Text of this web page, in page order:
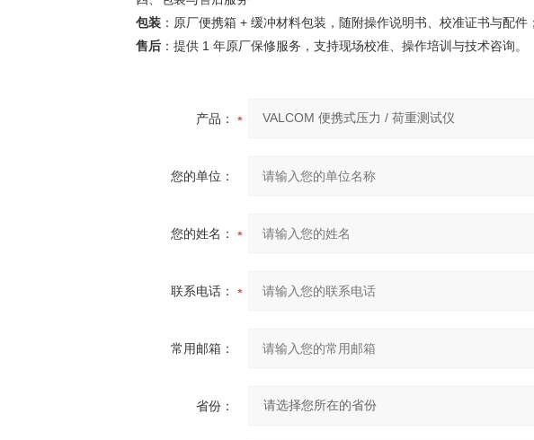
包装 ：原厂便携箱 + 缓冲材料包装，随附操作说明书、校准证书与配件
售后 ：提供 1 年原厂保修服务，支持现场校准、操作培训与技术咨询。
产品：
您的单位：
您的姓名：
联系电话：
常用邮箱：
省份：